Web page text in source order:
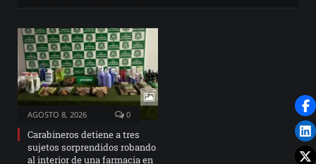
AGOSTO 8, 2026 0
Carabineros detiene a tres
sujetos sorprendidos robando
al interior de una farmacia en